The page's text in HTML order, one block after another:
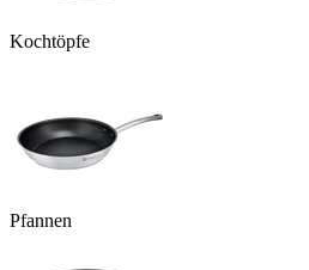
Kochtöpfe
Pfannen